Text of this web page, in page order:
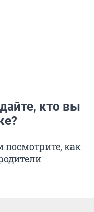
кто вы
посмотрите, как